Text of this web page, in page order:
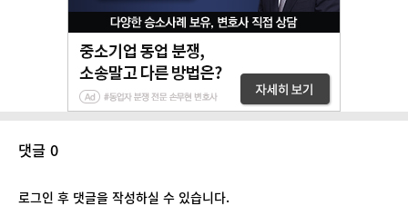
댓글 0
로그인 후 댓글을 작성하실 수 있습니다.